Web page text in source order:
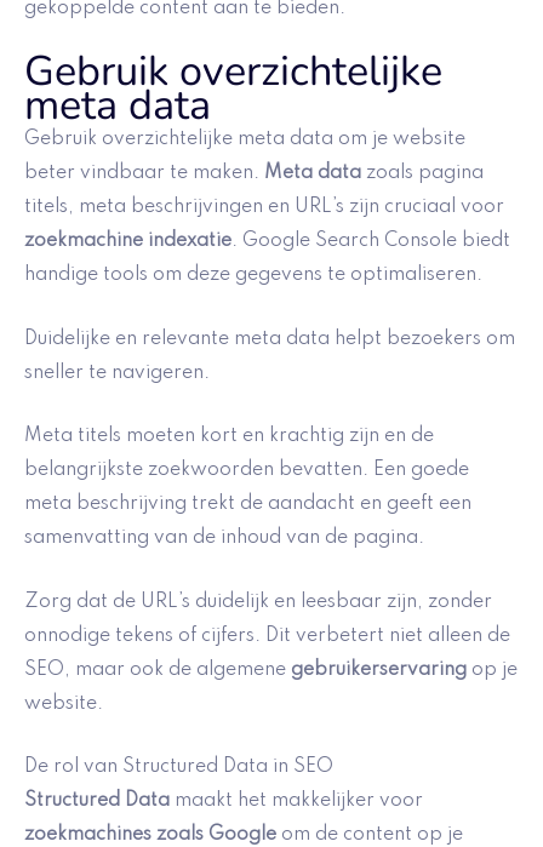
gekoppelde content aan te bieden.
Gebruik overzichtelijke
meta data
Gebruik overzichtelijke meta data om je website
beter vindbaar te maken. Meta data zoals pagina
titels, meta beschrijvingen en URL’s zijn cruciaal voor
zoekmachine indexatie. Google Search Console biedt
handige tools om deze gegevens te optimaliseren.
Duidelijke en relevante meta data helpt bezoekers om
sneller te navigeren.
Meta titels moeten kort en krachtig zijn en de
belangrijkste zoekwoorden bevatten. Een goede
meta beschrijving trekt de aandacht en geeft een
samenvatting van de inhoud van de pagina.
Zorg dat de URL’s duidelijk en leesbaar zijn, zonder
onnodige tekens of cijfers. Dit verbetert niet alleen de
SEO, maar ook de algemene gebruikerservaring op je
website.
De rol van Structured Data in SEO
Structured Data maakt het makkelijker voor
zoekmachines zoals Google om de content op je